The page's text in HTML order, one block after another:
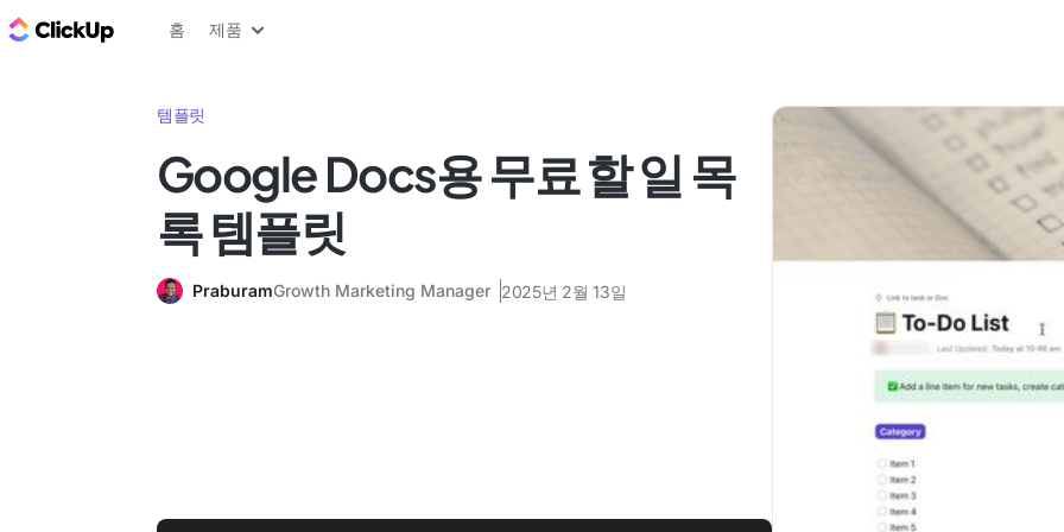
ClickUp 블로그
홈 제품
템플릿
Google Docs용 무료 할 일 목
록 템플릿
PraburamGrowth Marketing Manager 2025년 2월 13일